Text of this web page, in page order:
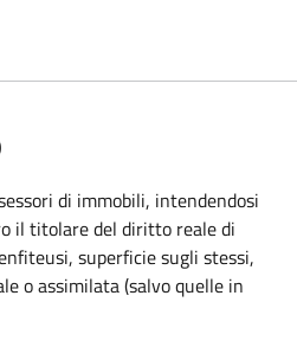
di immobili, intendendosi
il titolare del diritto reale di
superficie sugli stessi,
o assimilata (salvo quelle in